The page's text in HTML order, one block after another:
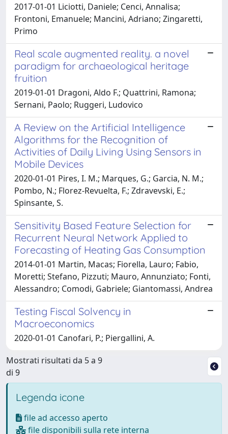
2017-01-01 Liciotti, Daniele; Cenci, Annalisa;
Frontoni, Emanuele; Mancini, Adriano; Zingaretti,
Primo
Real scale augmented reality. a novel
paradigm for archaeological heritage
fruition
2019-01-01 Dragoni, Aldo F.; Quattrini, Ramona;
Sernani, Paolo; Ruggeri, Ludovico
A Review on the Artificial Intelligence
Algorithms for the Recognition of
Activities of Daily Living Using Sensors in
Mobile Devices
2020-01-01 Pires, I. M.; Marques, G.; Garcia, N. M.;
Pombo, N.; Florez-Revuelta, F.; Zdravevski, E.;
Spinsante, S.
Sensitivity Based Feature Selection for
Recurrent Neural Network Applied to
Forecasting of Heating Gas Consumption
2014-01-01 Martin, Macas; Fiorella, Lauro; Fabio,
Moretti; Stefano, Pizzuti; Mauro, Annunziato; Fonti,
Alessandro; Comodi, Gabriele; Giantomassi, Andrea
Testing Fiscal Solvency in
Macroeconomics
2020-01-01 Canofari, P.; Piergallini, A.
Mostrati risultati da 5 a 9
di 9
Legenda icone
file ad accesso aperto
file disponibili sulla rete interna